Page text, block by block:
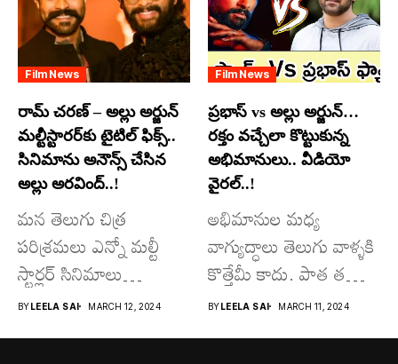
Film News
రామ్ చరణ్ – అల్లు అర్జున్
మల్టీస్టారర్​కు టైటిల్ ఫిక్స్..
సినిమాను అనౌన్స్ చేసిన
అల్లు అరవింద్..!
మన తెలుగు చిత్ర
పరిశ్రమలు ఎన్నో మల్టీ
స్టార్లర్ సినిమాలు
వచ్చాయి.. కొన్ని సినిమాలు
అయితే...
BY LEELA SAI MARCH 12, 2024
Film News
ప్రభాస్ vs అల్లు అర్జున్…
రక్తం వచ్చేలా కొట్టుకున్న
అభిమానులు.. వీడియో
వైరల్..!
అభిమానుల మధ్య
వాగ్యుద్ధాలు తెలుగు వాళ్ళకి
కొత్తేమీ కాదు. పాత తరం
నటుల నుంచి నేటి...
BY LEELA SAI MARCH 11, 2024